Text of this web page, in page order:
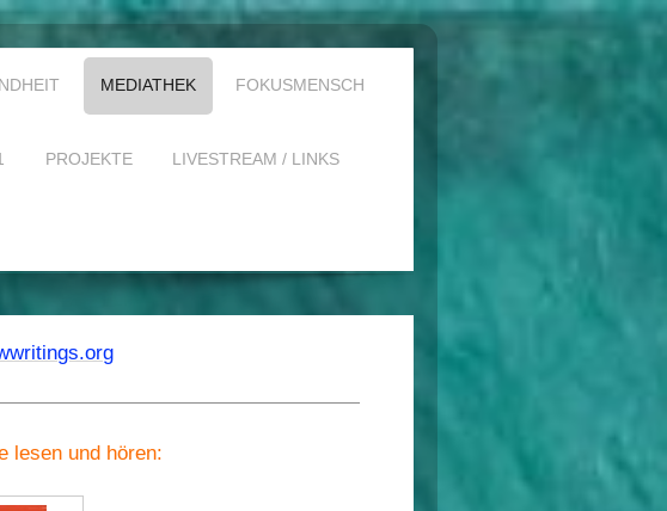
MEDIATHEK FOKUSMENSCH
PROJEKTE LIVESTREAM / LINKS
lesen und hören: